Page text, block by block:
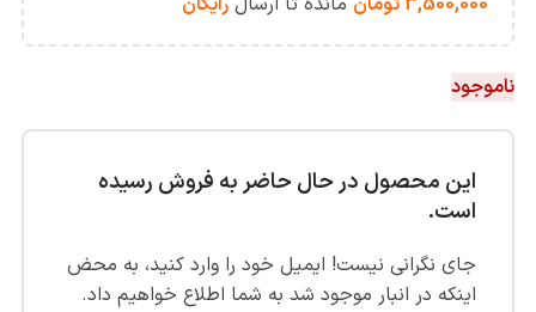
ناموجود
این محصول در حال حاضر به فروش رسیده
است.
جای نگرانی نیست! ایمیل خود را وارد کنید، به محض
اینکه در انبار موجود شد به شما اطلاع خواهیم داد.